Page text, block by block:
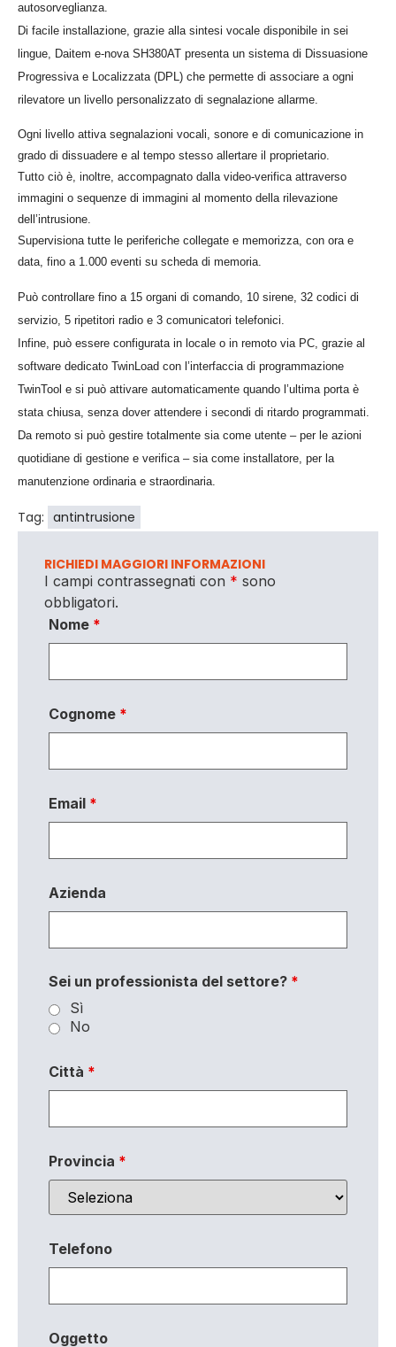
autosorveglianza.
Di facile installazione, grazie alla sintesi vocale disponibile in sei
lingue, Daitem e-nova SH380AT presenta un sistema di Dissuasione
Progressiva e Localizzata (DPL) che permette di associare a ogni
rilevatore un livello personalizzato di segnalazione allarme.
Ogni livello attiva segnalazioni vocali, sonore e di comunicazione in
grado di dissuadere e al tempo stesso allertare il proprietario.
Tutto ciò è, inoltre, accompagnato dalla video-verifica attraverso
immagini o sequenze di immagini al momento della rilevazione
dell’intrusione.
Supervisiona tutte le periferiche collegate e memorizza, con ora e
data, fino a 1.000 eventi su scheda di memoria.
Può controllare fino a 15 organi di comando, 10 sirene, 32 codici di
servizio, 5 ripetitori radio e 3 comunicatori telefonici.
Infine, può essere configurata in locale o in remoto via PC, grazie al
software dedicato TwinLoad con l’interfaccia di programmazione
TwinTool e si può attivare automaticamente quando l’ultima porta è
stata chiusa, senza dover attendere i secondi di ritardo programmati.
Da remoto si può gestire totalmente sia come utente – per le azioni
quotidiane di gestione e verifica – sia come installatore, per la
manutenzione ordinaria e straordinaria.
Tag: antintrusione
RICHIEDI MAGGIORI INFORMAZIONI
I campi contrassegnati con * sono
obbligatori.
Nome *
Cognome *
Email *
Azienda
Sei un professionista del settore? *
Sì
No
Città *
Provincia *
Telefono
Oggetto